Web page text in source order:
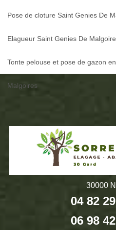
Pose de cloture Saint Genies De
Elagueur Saint Genies De
Tonte pelouse et pose de gazon
Malgoires
30000
04 82
06 98